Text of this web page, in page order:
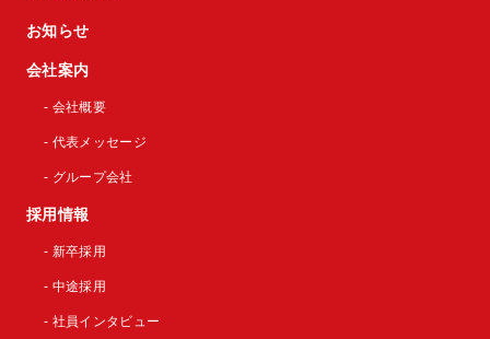
お知らせ
会社案内
- 会社概要
- 代表メッセージ
- グループ会社
採用情報
- 新卒採用
- 中途採用
- 社員インタビュー